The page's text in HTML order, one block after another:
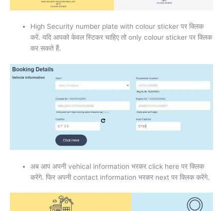
High Security number plate with colour sticker पर क्लिक
करें. यदि आपको केवल स्टिकर चाहिए तो only colour sticker पर क्लिक
कर सकते हैं.
अब आप अपनी vehical information भरकर click here पर क्लिक
करेंगे. फिर अपनी contact information भरकर next पर क्लिक करेंगे.